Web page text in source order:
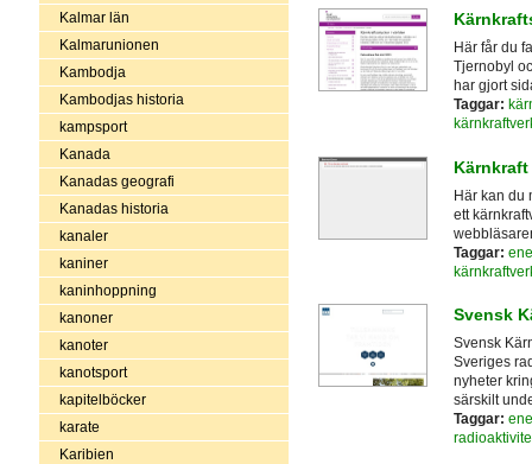
Kalmar län
Kalmarunionen
Kambodja
Kambodjas historia
kampsport
Kanada
Kanadas geografi
Kanadas historia
kanaler
kaniner
kaninhoppning
kanoner
kanoter
kanotsport
kapitelböcker
karate
Karibien
Här får du
Tjernobyl
har gjort
Taggar:
Kärnkraft
Här kan du
ett
Taggar:
Svensk
Svensk
Sveriges
nyheter
särskilt
Taggar: